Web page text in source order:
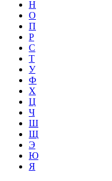
Н
О
П
Р
С
Т
У
Ф
Х
Ц
Ч
Ш
Щ
Э
Ю
Я